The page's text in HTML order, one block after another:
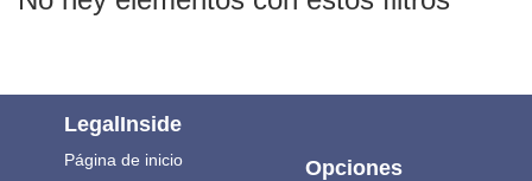
LegalInside
Página de inicio
Opciones